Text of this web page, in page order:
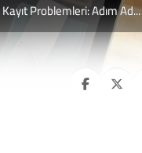
Kayıt Problemleri: Adım Ad...